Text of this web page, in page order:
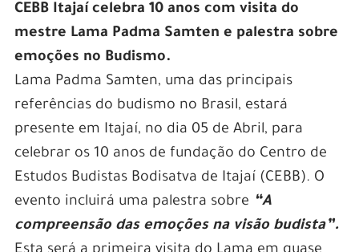
CEBB Itajaí celebra 10 anos com visita do
mestre Lama Padma Samten e palestra sobre
emoções no Budismo.
Lama Padma Samten, uma das principais
referências do budismo no Brasil, estará
presente em Itajaí, no dia 05 de Abril, para
celebrar os 10 anos de fundação do Centro de
Estudos Budistas Bodisatva de Itajaí (CEBB). O
evento incluirá uma palestra sobre “A
compreensão das emoções na visão budista”.